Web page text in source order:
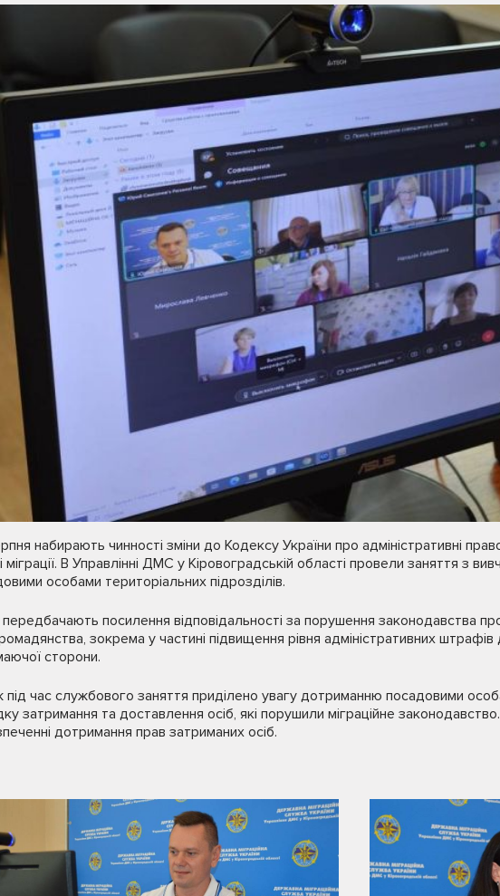
набирають чинності зміни до Кодексу України про адміністративні
міграції. В Управлінні ДМС у Кіровоградській області провели заняття з
особами територіальних підрозділів.
передбачають посилення відповідальності за порушення законодавства
зокрема у частині підвищення рівня адміністративних штрафів
сторони.
під час службового заняття приділено увагу дотриманню посадовими
затримання та доставлення осіб, які порушили міграційне
дотримання прав затриманих осіб.